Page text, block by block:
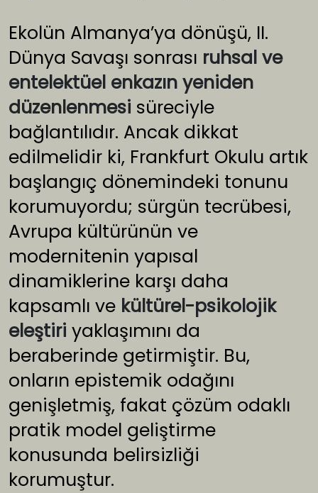
Ekolün Almanya’ya dönüşü, II.
Dünya Savaşı sonrası ruhsal ve
entelektüel enkazın yeniden
düzenlenmesi süreciyle
bağlantılıdır. Ancak dikkat
edilmelidir ki, Frankfurt Okulu artık
başlangıç dönemindeki tonunu
korumuyordu; sürgün tecrübesi,
Avrupa kültürünün ve
modernitenin yapısal
dinamiklerine karşı daha
kapsamlı ve kültürel-psikolojik
eleştiri yaklaşımını da
beraberinde getirmiştir. Bu,
onların epistemik odağını
genişletmiş, fakat çözüm odaklı
pratik model geliştirme
konusunda belirsizliği
korumuştur.